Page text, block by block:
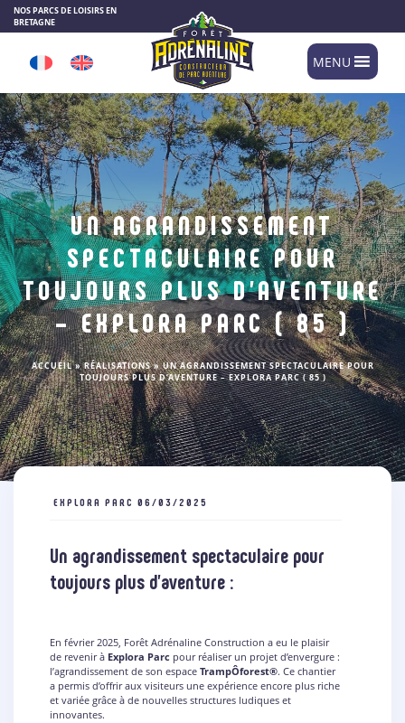
NOS PARCS DE LOISIRS EN
BRETAGNE
MENU
UN AGRANDISSEMENT
SPECTACULAIRE POUR
TOUJOURS PLUS D’AVENTURE
– EXPLORA PARC ( 85 )
ACCUEIL»RÉALISATIONS»UN AGRANDISSEMENT SPECTACULAIRE POUR
TOUJOURS PLUS D’AVENTURE – EXPLORA PARC ( 85 )
EXPLORA PARC 06/03/2025
Un agrandissement spectaculaire pour
toujours plus d’aventure :
En février 2025, Forêt Adrénaline Construction a eu le plaisir
de revenir à Explora Parc pour réaliser un projet d’envergure :
l’agrandissement de son espace TrampÔforest®. Ce chantier
a permis d’offrir aux visiteurs une expérience encore plus riche
et variée grâce à de nouvelles structures ludiques et
innovantes.
Panneau de gestion des cookies